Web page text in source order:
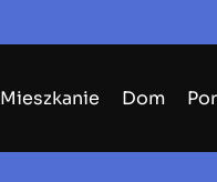
Mieszkanie Dom